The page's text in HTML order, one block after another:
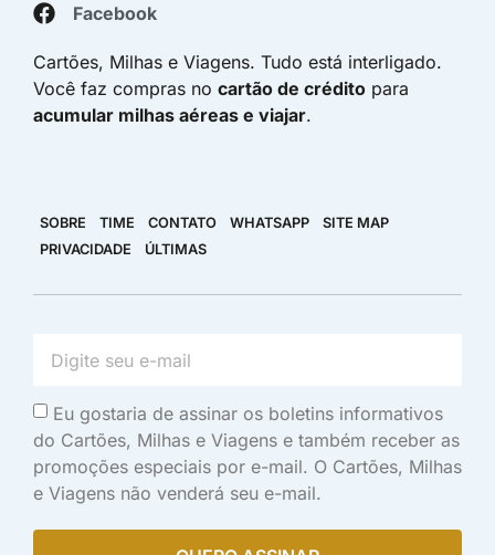
Facebook
Cartões, Milhas e Viagens. Tudo está interligado.
Você faz compras no cartão de crédito para
acumular milhas aéreas e viajar.
SOBRE TIME CONTATO WHATSAPP
SITE MAP
PRIVACIDADE
ÚLTIMAS
Eu gostaria de assinar os boletins informativos
do Cartões, Milhas e Viagens e também receber as
promoções especiais por e-mail. O Cartões, Milhas
e Viagens não venderá seu e-mail.